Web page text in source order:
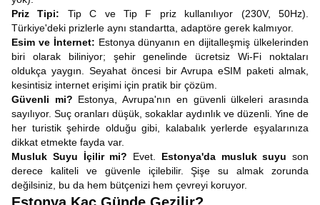
Priz Tipi: Tip C ve Tip F priz kullanılıyor (230V, 50Hz).
Türkiye'deki prizlerle aynı standartta, adaptöre gerek kalmıyor.
Esim ve İnternet: Estonya dünyanın en dijitalleşmiş ülkelerinden
biri olarak biliniyor; şehir genelinde ücretsiz Wi-Fi noktaları
oldukça yaygın. Seyahat öncesi bir Avrupa eSIM paketi almak,
kesintisiz internet erişimi için pratik bir çözüm.
Güvenli mi? Estonya, Avrupa'nın en güvenli ülkeleri arasında
sayılıyor. Suç oranları düşük, sokaklar aydınlık ve düzenli. Yine de
her turistik şehirde olduğu gibi, kalabalık yerlerde eşyalarınıza
dikkat etmekte fayda var.
Musluk Suyu İçilir mi? Evet. Estonya'da musluk suyu son
derece kaliteli ve güvenle içilebilir. Şişe su almak zorunda
değilsiniz, bu da hem bütçenizi hem çevreyi koruyor.